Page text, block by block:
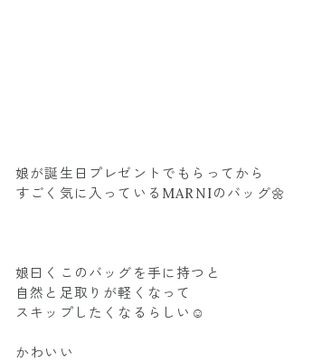
娘が誕生日プレゼントでもらってから
すごく気に入っているMARNIのバッグ🌼
娘曰くこのバッグを手に持つと
自然と足取りが軽くなって
スキップしたくなるらしい☺️
かわいい